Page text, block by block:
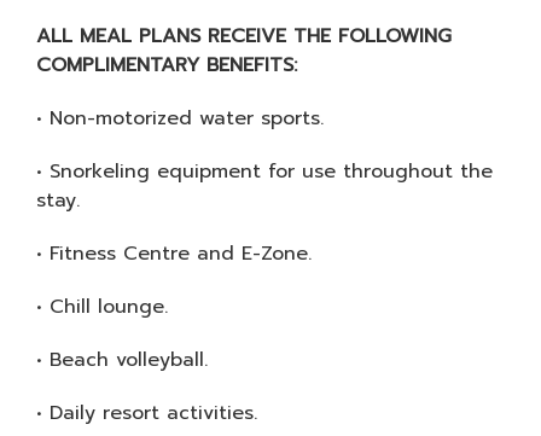
ALL MEAL PLANS RECEIVE THE FOLLOWING
COMPLIMENTARY BENEFITS:
• Non-motorized water sports.
• Snorkeling equipment for use throughout the
stay.
• Fitness Centre and E-Zone.
• Chill lounge.
• Beach volleyball.
• Daily resort activities.